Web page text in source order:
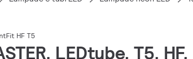
HF T5
LEDtube, T5,